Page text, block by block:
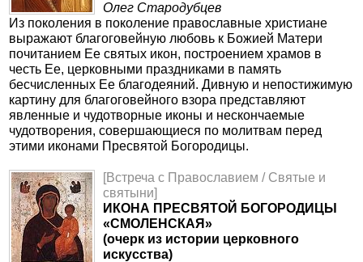
Олег Стародубцев
Из поколения в поколение православные христиане
выражают благоговейную любовь к Божией Матери
почитанием Ее святых икон, построением храмов в
честь Ее, церковными праздниками в память
бесчисленных Ее благодеяний. Дивную и непостижимую
картину для благоговейного взора представляют
явленные и чудотворные иконы и нескончаемые
чудотворения, совершающиеся по молитвам перед
этими иконами Пресвятой Богородицы.
[Встреча с Православием / Святые и
святыни]
ИКОНА ПРЕСВЯТОЙ БОГОРОДИЦЫ
«СМОЛЕНСКАЯ»
(очерк из истории церковного
искусства)